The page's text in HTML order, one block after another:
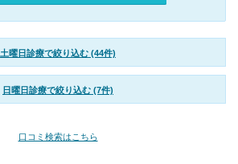
土曜日診療で絞り込む (44件)
日曜日診療で絞り込む (7件)
口コミ検索はこちら